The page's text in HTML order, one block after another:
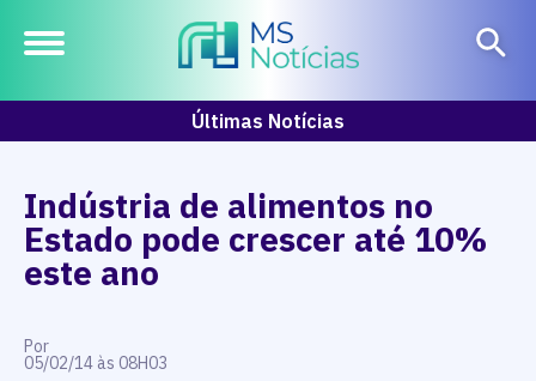
Últimas Notícias
Indústria de alimentos no
Estado pode crescer até 10%
este ano
Por
05/02/14 às 08H03